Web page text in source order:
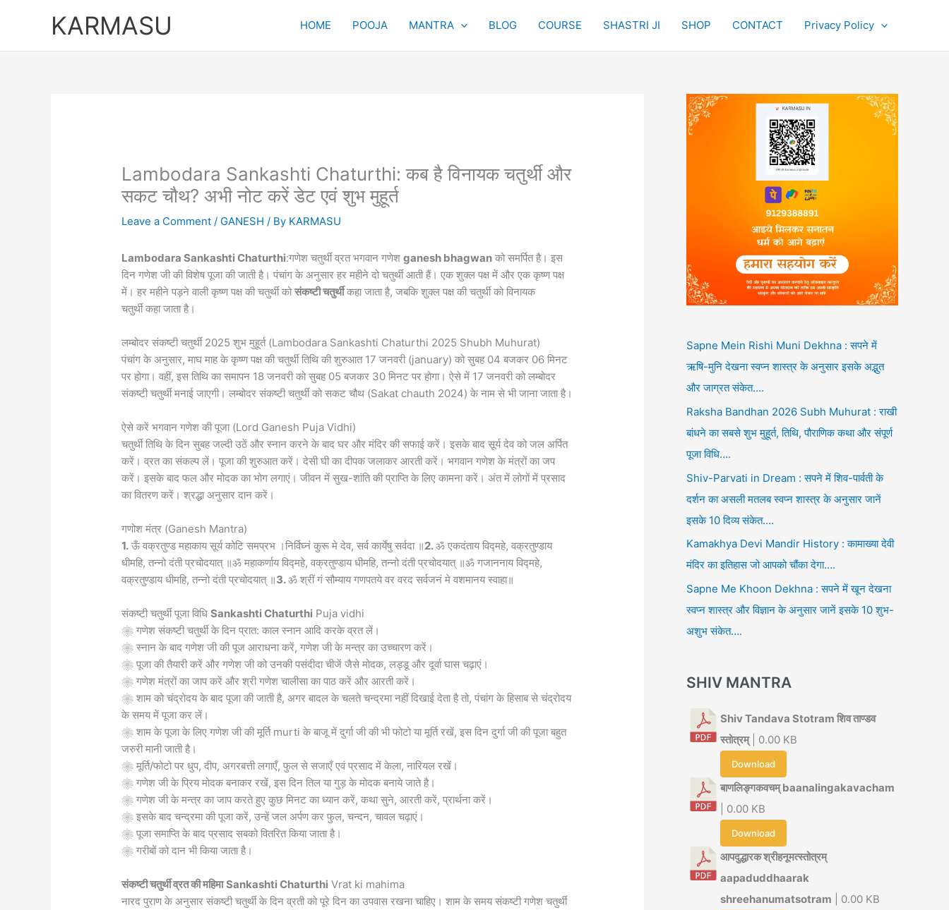
KARMASU HOME POOJA MANTRA BLOG COURSE SHASTRI JI SHOP CONTACT Privacy Policy
Lambodara Sankashti Chaturthi: कब है विनायक चतुर्थी और
सकट चौथ? अभी नोट करें डेट एवं शुभ मुहूर्त
Leave a Comment / GANESH / By KARMASU
Lambodara Sankashti Chaturthi:गणेश चतुर्थी व्रत भगवान गणेशganesh bhagwan को समर्पित है। इस
दिन गणेश जी की विशेष पूजा की जाती है। पंचांग के अनुसार हर महीने दो चतुर्थी आती हैं। एक शुक्ल पक्ष में और एक कृष्ण पक्ष
में। हर महीने पड़ने वाली कृष्ण पक्ष की चतुर्थी कोसंकष्टी चतुर्थीकहा जाता है, जबकि शुक्ल पक्ष की चतुर्थी को विनायक
चतुर्थी कहा जाता है।
लम्बोदर संकष्टी चतुर्थी 2025 शुभ मुहूर्त (Lambodara Sankashti Chaturthi 2025 Shubh Muhurat)
पंचांग के अनुसार, माघ माह के कृष्ण पक्ष की चतुर्थी तिथि की शुरुआत 17 जनवरी (january) को सुबह 04 बजकर 06 मिनट
पर होगा। वहीं, इस तिथि का समापन 18 जनवरी को सुबह 05 बजकर 30 मिनट पर होगा। ऐसे में 17 जनवरी को लम्बोदर
संकष्टी चतुर्थी मनाई जाएगी। लम्बोदर संकष्टी चतुर्थी को सकट चौथ (Sakat chauth 2024) के नाम से भी जाना जाता है।
ऐसे करें भगवान गणेश की पूजा (Lord Ganesh Puja Vidhi)
चतुर्थी तिथि के दिन सुबह जल्दी उठें और स्नान करने के बाद घर और मंदिर की सफाई करें। इसके बाद सूर्य देव को जल अर्पित
करें। व्रत का संकल्प लें। पूजा की शुरुआत करें। देसी घी का दीपक जलाकर आरती करें। भगवान गणेश के मंत्रों का जप
करें। इसके बाद फल और मोदक का भोग लगाएं। जीवन में सुख-शांति की प्राप्ति के लिए कामना करें। अंत में लोगों में प्रसाद
का वितरण करें। श्रद्धा अनुसार दान करें।
गणोश मंत्र (Ganesh Mantra)
1. ऊँ वक्रतुण्ड महाकाय सूर्य कोटि समप्रभ ।निर्विघ्नं कुरू मे देव, सर्व कार्येषु सर्वदा ॥2.ॐ एकदंताय विद्महे, वक्रतुण्डाय
धीमहि, तन्नो दंती प्रचोदयात् ॥ॐ महाकर्णाय विद्महे, वक्रतुण्डाय धीमहि, तन्नो दंती प्रचोदयात् ॥ॐ गजाननाय विद्महे,
वक्रतुण्डाय धीमहि, तन्नो दंती प्रचोदयात् ॥3.ॐ श्रीं गं सौम्याय गणपतये वर वरद सर्वजनं मे वशमानय स्वाहा॥
संकष्टी चतुर्थी पूजा विधिSankashti Chaturthi Puja vidhi
❀ गणेश संकष्टी चतुर्थी के दिन प्रात: काल स्नान आदि करके व्रत लें।
❀ स्नान के बाद गणेश जी की पूज आराधना करें, गणेश जी के मन्त्र का उच्चारण करें।
❀ पूजा की तैयारी करें और गणेश जी को उनकी पसंदीदा चीजें जैसे मोदक, लड्डू और दूर्वा घास चढ़ाएं।
❀ गणेश मंत्रों का जाप करें और श्री गणेश चालीसा का पाठ करें और आरती करें।
❀ शाम को चंद्रोदय के बाद पूजा की जाती है, अगर बादल के चलते चन्द्रमा नहीं दिखाई देता है तो, पंचांग के हिसाब से चंद्रोदय
के समय में पूजा कर लें।
❀ शाम के पूजा के लिए गणेश जी की मूर्ति murti के बाजू में दुर्गा जी की भी फोटो या मूर्ति रखें, इस दिन दुर्गा जी की पूजा बहुत
जरुरी मानी जाती है।
❀ मूर्ति/फोटो पर धुप, दीप, अगरबत्ती लगाएँ, फुल से सजाएँ एवं प्रसाद में केला, नारियल रखें।
❀ गणेश जी के प्रिय मोदक बनाकर रखें, इस दिन तिल या गुड़ के मोदक बनाये जाते है।
❀ गणेश जी के मन्त्र का जाप करते हुए कुछ मिनट का ध्यान करें, कथा सुने, आरती करें, प्रार्थना करें।
❀ इसके बाद चन्द्रमा की पूजा करें, उन्हें जल अर्पण कर फुल, चन्दन, चावल चढ़ाएं।
❀ पूजा समाप्ति के बाद प्रसाद सबको वितरित किया जाता है।
❀ गरीबों को दान भी किया जाता है।
संकष्टी चतुर्थी व्रत की महिमा Sankashti Chaturthi Vrat ki mahima
नारद पुराण के अनुसार संकष्टी चतुर्थी के दिन व्रती को पूरे दिन का उपवास रखना चाहिए। शाम के समय संकष्टी गणेश चतुर्थी
Sapne Mein Rishi Muni Dekhna : सपने में
ऋषि-मुनि देखना स्वप्न शास्त्र के अनुसार इसके अद्भुत
और जाग्रत संकेत….
Raksha Bandhan 2026 Subh Muhurat : राखी
बांधने का सबसे शुभ मुहूर्त, तिथि, पौराणिक कथा और संपूर्ण
पूजा विधि….
Shiv-Parvati in Dream : सपने में शिव-पार्वती के
दर्शन का असली मतलब स्वप्न शास्त्र के अनुसार जानें
इसके 10 दिव्य संकेत….
Kamakhya Devi Mandir History : कामाख्या देवी
मंदिर का इतिहास जो आपको चौंका देगा….
Sapne Me Khoon Dekhna : सपने में खून देखना
स्वप्न शास्त्र और विज्ञान के अनुसार जानें इसके 10 शुभ-
अशुभ संकेत….
SHIV MANTRA
Shiv Tandava Stotram शिव ताण्डव
स्तोत्रम्| 0.00 KB
Download
बाणलिङ्गकवचम् baanalingakavacham
| 0.00 KB
Download
आपदुद्धारक श्रीहनूमत्स्तोत्रम्
aapaduddhaarak
shreehanumatsotram | 0.00 KB